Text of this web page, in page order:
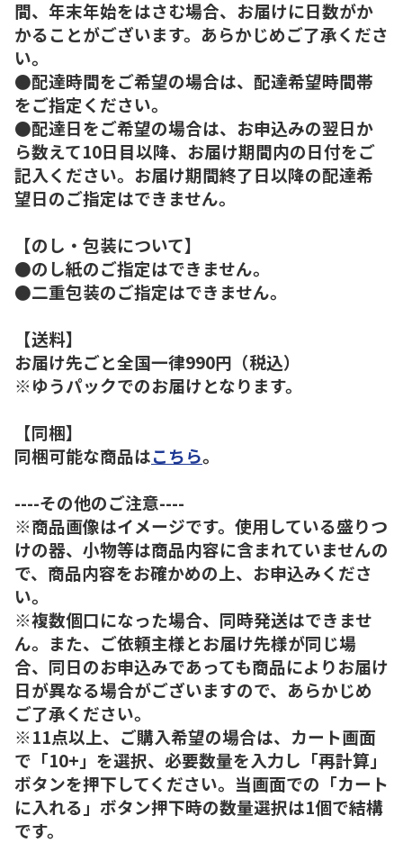
間、年末年始をはさむ場合、お届けに日数がか
かることがございます。あらかじめご了承くださ
い。
●配達時間をご希望の場合は、配達希望時間帯
をご指定ください。
●配達日をご希望の場合は、お申込みの翌日か
ら数えて10日目以降、お届け期間内の日付をご
記入ください。お届け期間終了日以降の配達希
望日のご指定はできません。
【のし・包装について】
●のし紙のご指定はできません。
●二重包装のご指定はできません。
【送料】
お届け先ごと全国一律990円（税込）
※ゆうパックでのお届けとなります。
【同梱】
同梱可能な商品はこちら。
----その他のご注意----
※商品画像はイメージです。使用している盛りつ
けの器、小物等は商品内容に含まれていませんの
で、商品内容をお確かめの上、お申込みくださ
い。
※複数個口になった場合、同時発送はできませ
ん。また、ご依頼主様とお届け先様が同じ場
合、同日のお申込みであっても商品によりお届け
日が異なる場合がございますので、あらかじめ
ご了承ください。
※11点以上、ご購入希望の場合は、カート画面
で「10+」を選択、必要数量を入力し「再計算」
ボタンを押下してください。当画面での「カート
に入れる」ボタン押下時の数量選択は1個で結構
です。